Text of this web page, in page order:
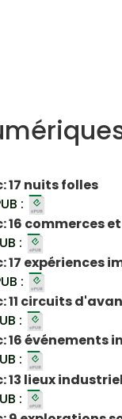
17 nuits folles
:
16 commerces
:
17 expériences
:
11 circuits
:
16 événements
:
13 lieux
: